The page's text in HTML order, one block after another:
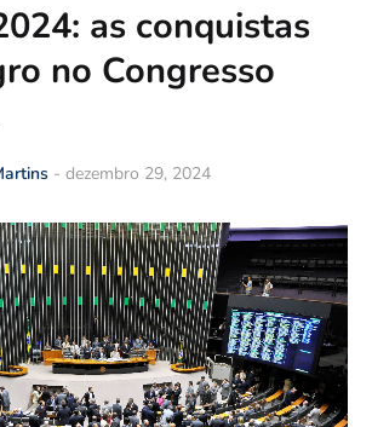
as conquistas
no Congresso
- dezembro 29, 2024